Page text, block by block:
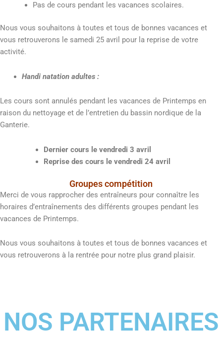
Pas de cours pendant les vacances scolaires.
Nous vous souhaitons à toutes et tous de bonnes vacances et
vous retrouverons le samedi 25 avril pour la reprise de votre
activité.
Handi natation adultes :
Les cours sont annulés pendant les vacances de Printemps en
raison du nettoyage et de l’entretien du bassin nordique de la
Ganterie.
Dernier cours le vendredi 3 avril
Reprise des cours le vendredi 24 avril
Groupes compétition
Merci de vous rapprocher des entraîneurs pour connaître les
horaires d’entraînements des différents groupes pendant les
vacances de Printemps.
Nous vous souhaitons à toutes et tous de bonnes vacances et
vous retrouverons à la rentrée pour notre plus grand plaisir.
NOS PARTENAIRES